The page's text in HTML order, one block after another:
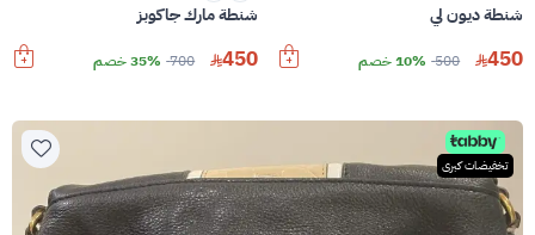
شنطة ديون لي
450
500 10% خصم
شنطة مارك جاكوبز
450
700 35% خصم
تخفيضات كبرى